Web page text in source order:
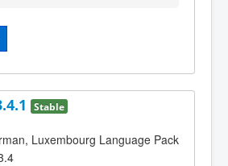
Stable
Luxembourg Language Pack